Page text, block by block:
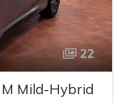
22
Mild-Hybrid